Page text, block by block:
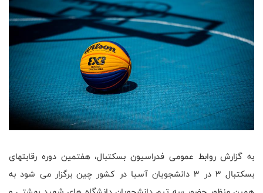
به گزارش روابط عمومی فدراسیون بسکتبال، هفتمین دوره رقابتهای
بسکتبال 3 در 3 دانشجویان آسیا در کشور چین برگزار می شود به